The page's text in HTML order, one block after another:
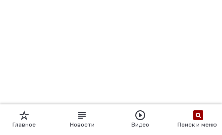
Главное Новости Видео Поиск и меню